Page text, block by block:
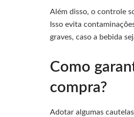
Além disso, o controle
Isso evita
graves, caso a bebida
Como
compra?
Adotar algumas